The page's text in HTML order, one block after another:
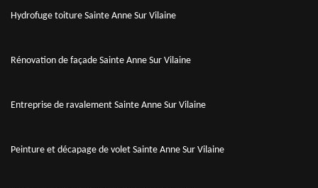
Hydrofuge toiture Sainte Anne Sur Vilaine
Rénovation de façade Sainte Anne Sur Vilaine
Entreprise de ravalement Sainte Anne Sur Vilaine
Peinture et décapage de volet Sainte Anne Sur Vilaine